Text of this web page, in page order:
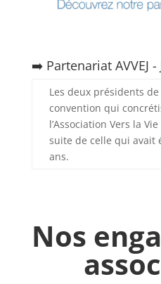
des
➡️ Partenariat AVVEJ -
Les deux présidents
convention qui
l’Association Vers la
suite de celle qui avait
ans.
Nos